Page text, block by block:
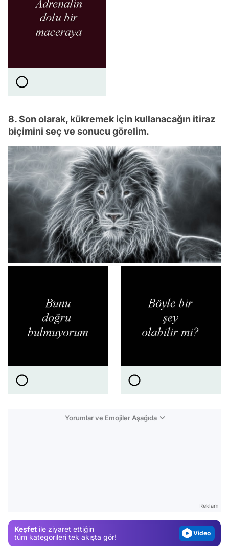
8. Son olarak, kükremek için kullanacağın itiraz
biçimini seç ve sonucu görelim.
Yorumlar ve Emojiler Aşağıda
Reklam
Keşfet ile ziyaret ettiğin
tüm kategorileri tek akışta gör!
Video